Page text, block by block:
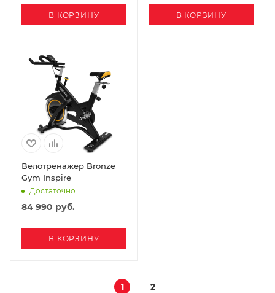
В КОРЗИНУ В КОРЗИНУ
Велотренажер Bronze
Gym Inspire
Достаточно
84 990 руб.
В КОРЗИНУ
1 2